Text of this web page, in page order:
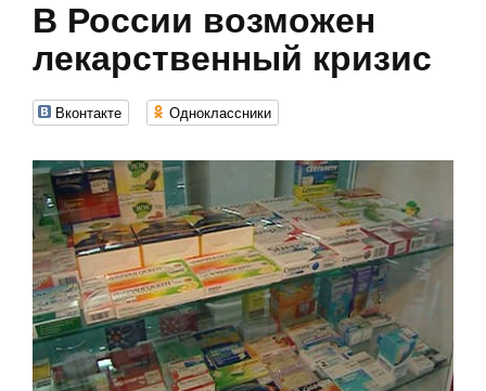
В России возможен
лекарственный кризис
Вконтакте Одноклассники